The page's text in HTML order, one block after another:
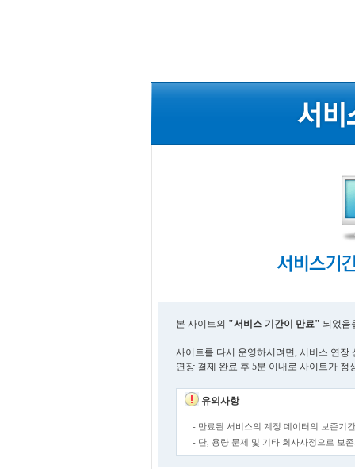
본 사이트의 "서비스 기간이 만료" 되었음
사이트를 다시 운영하시려면, 서비스 연장
연장 결제 완료 후 5분 이내로 사이트가 정
유의사항
- 만료된 서비스의 계정 데이터의 보존기
- 단, 용량 문제 및 기타 회사사정으로 보